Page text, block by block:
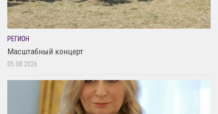
РЕГИОН
Масштабный концерт
05.08.2026